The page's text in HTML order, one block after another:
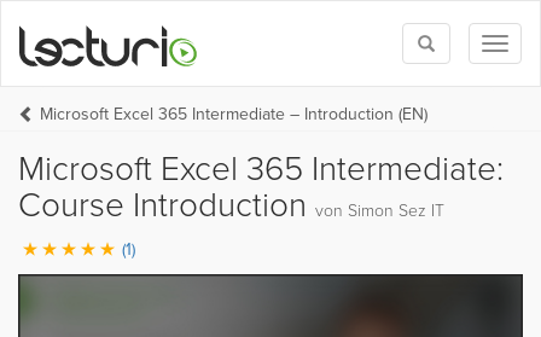
Toggle
search
Microsoft Excel 365 Intermediate – Introduction (EN)
Microsoft Excel 365 Intermediate:
Course Introduction von Simon Sez IT
(1)